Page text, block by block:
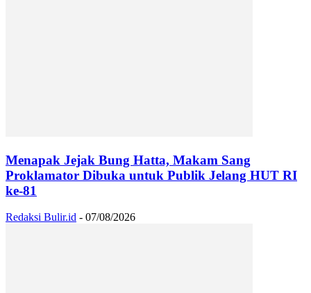
Menapak Jejak Bung Hatta, Makam Sang
Proklamator Dibuka untuk Publik Jelang HUT RI
ke-81
Redaksi Bulir.id - 07/08/2026